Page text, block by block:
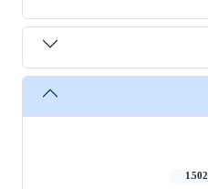
1,502